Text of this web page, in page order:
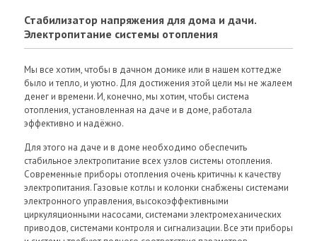
Стабилизатор напряжения для дома и дачи.
Электропитание системы отопления
Мы все хотим, чтобы в дачном домике или в нашем коттедже
было и тепло, и уютно. Для достижения этой цели мы не жалеем
денег и времени. И, конечно, мы хотим, чтобы система
отопления, установленная на даче и в доме, работала
эффективно и надёжно.
Для этого на даче и в доме необходимо обеспечить
стабильное электропитание всех узлов системы отопления.
Современные приборы отопления очень критичны к качеству
электропитания. Газовые котлы и колонки снабжены системами
электронного управления, высокоэффективными
циркуляционными насосами, системами электромеханических
приводов, системами контроля и сигнализации. Все эти приборы